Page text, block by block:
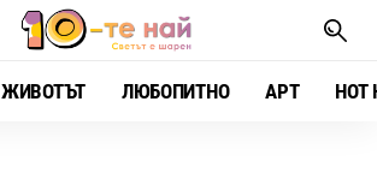
ЖИВОТЪТ ЛЮБОПИТНО АРТ HOT